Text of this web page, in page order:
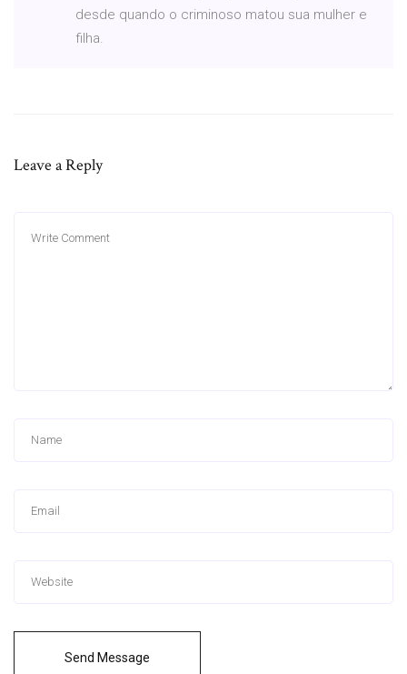
desde quando o criminoso matou sua mulher e
filha.
Leave a Reply
Send Message